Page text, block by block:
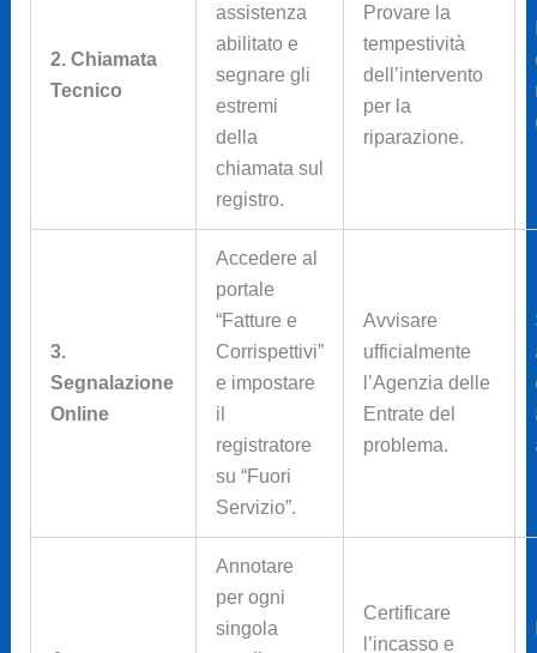
2. Chiamata
Tecnico
assistenza
abilitato e
segnare gli
estremi
della
chiamata sul
registro.
Provare la
tempestività
dell’intervento
per la
riparazione.
3.
Segnalazione
Online
Accedere al
portale
“Fatture e
Corrispettivi”
e impostare
il
registratore
su “Fuori
Servizio”.
Avvisare
ufficialmente
l’Agenzia delle
Entrate del
problema.
Annotare
per ogni
singola
Certificare
l’incasso e